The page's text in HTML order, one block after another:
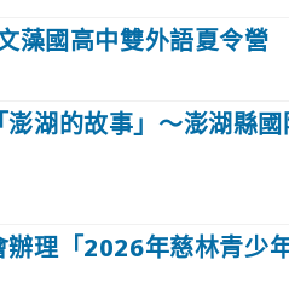
藻國高中雙外語夏令營
湖的故事」～澎湖縣
理「2026年慈林青少年